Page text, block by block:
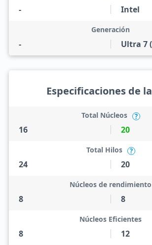
- Intel
-
Generación
Ultra 7
Especificaciones de
16
Total Núcleos ?
20
24
Total Hilos ?
20
8
Núcleos de rendimiento
8
8
Núcleos Eficientes
12